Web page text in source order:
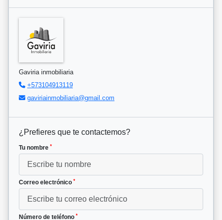
Gaviria inmobiliaria
+573104913119
gaviriainmobiliaria@gmail.com
¿Prefieres que te contactemos?
Tu nombre *
Correo electrónico *
Número de teléfono *